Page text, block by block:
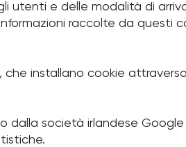
utenti e delle modalità di
raccolte da questi
installano cookie
società irlandese Google